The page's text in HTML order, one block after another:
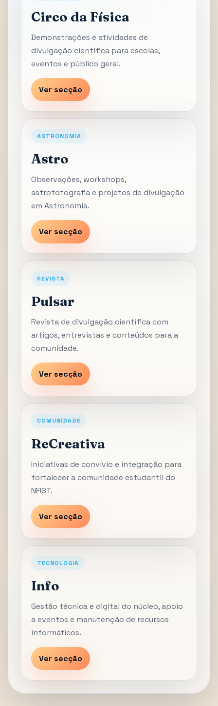
Circo da Física
Demonstrações e atividades de
divulgação científica para escolas,
eventos e público geral.
Ver secção
ASTRONOMIA
Astro
Observações, workshops,
astrofotografia e projetos de divulgação
em Astronomia.
Ver secção
REVISTA
Pulsar
Revista de divulgação científica com
artigos, entrevistas e conteúdos para a
comunidade.
Ver secção
COMUNIDADE
ReCreativa
Iniciativas de convívio e integração para
fortalecer a comunidade estudantil do
NFIST.
Ver secção
TECNOLOGIA
Info
Gestão técnica e digital do núcleo, apoio
a eventos e manutenção de recursos
informáticos.
Ver secção